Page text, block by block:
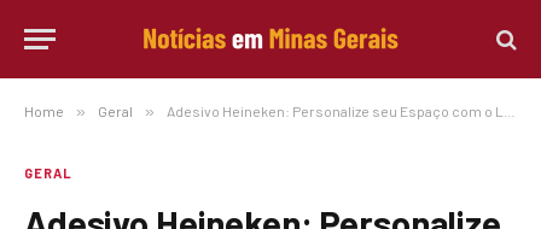
Home » Geral » Adesivo Heineken: Personalize seu Espaço com o Logo da Cerveja
GERAL